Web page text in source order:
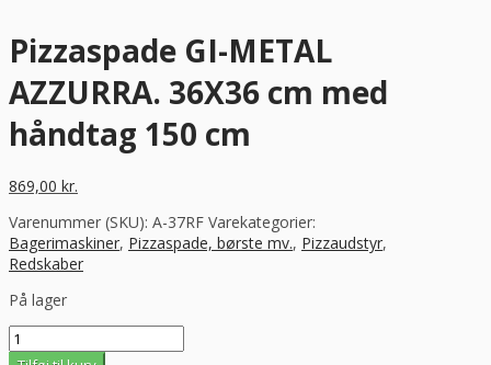
Pizzaspade GI-METAL
AZZURRA. 36X36 cm med
håndtag 150 cm
869,00 kr.
Varenummer (SKU): A-37RF Varekategorier:
Bagerimaskiner, Pizzaspade, børste mv., Pizzaudstyr,
Redskaber
På lager
Pizzaspade
GI-